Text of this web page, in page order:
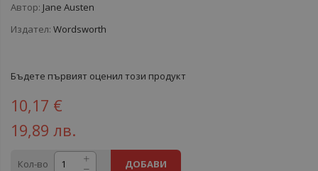
Автор: Jane Austen
Издател: Wordsworth
Бъдете първият оценил този продукт
10,17 €
19,89 лв.
Кол-во ДОБАВИ